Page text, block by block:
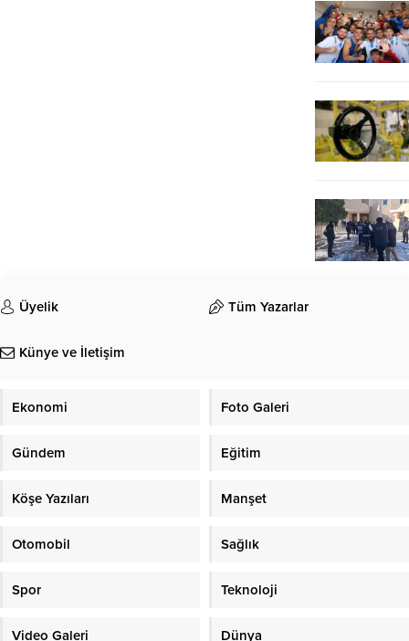
Üyelik Tüm Yazarlar
Künye ve İletişim
Ekonomi Foto Galeri
Gündem Eğitim
Köşe Yazıları Manşet
Otomobil Sağlık
Spor Teknoloji
Video Galeri Dünya